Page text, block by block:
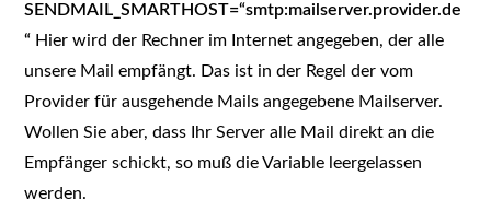
SENDMAIL_SMARTHOST=“smtp:mailserver.provider.de
“ Hier wird der Rechner im Internet angegeben, der alle
unsere Mail empfängt. Das ist in der Regel der vom
Provider für ausgehende Mails angegebene Mailserver.
Wollen Sie aber, dass Ihr Server alle Mail direkt an die
Empfänger schickt, so muß die Variable leergelassen
werden.